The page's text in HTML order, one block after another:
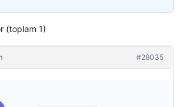
(toplam 1)
#28035